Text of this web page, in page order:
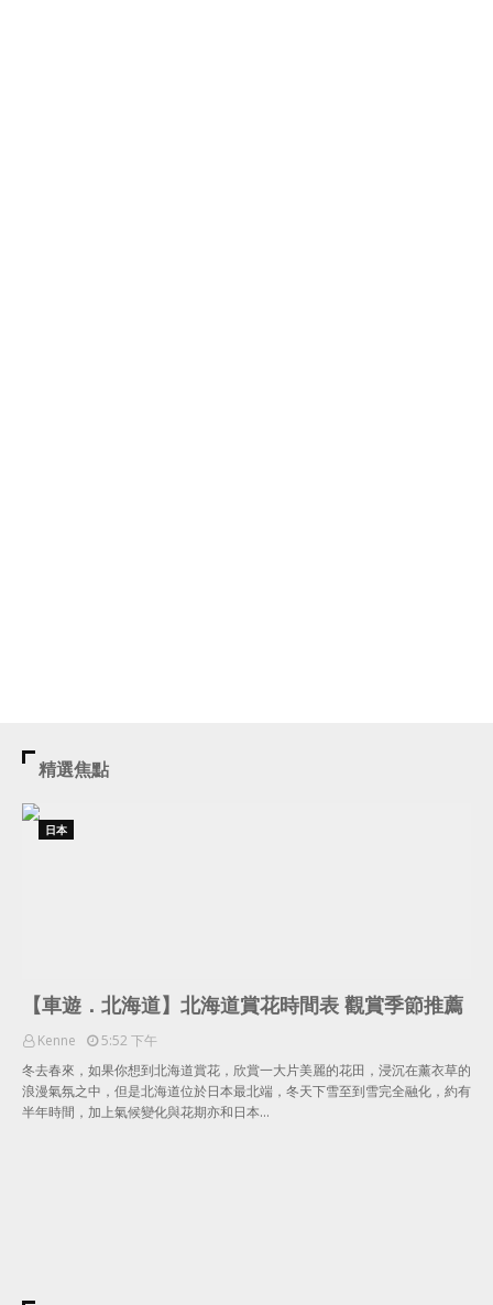
精選焦點
日本
【車遊．北海道】北海道賞花時間表 觀賞季節推薦
Kenne
5:52 下午
冬去春來，如果你想到北海道賞花，欣賞一大片美麗的花田，浸沉在薰衣草的
浪漫氣氛之中，但是北海道位於日本最北端，冬天下雪至到雪完全融化，約有
半年時間，加上氣候變化與花期亦和日本…